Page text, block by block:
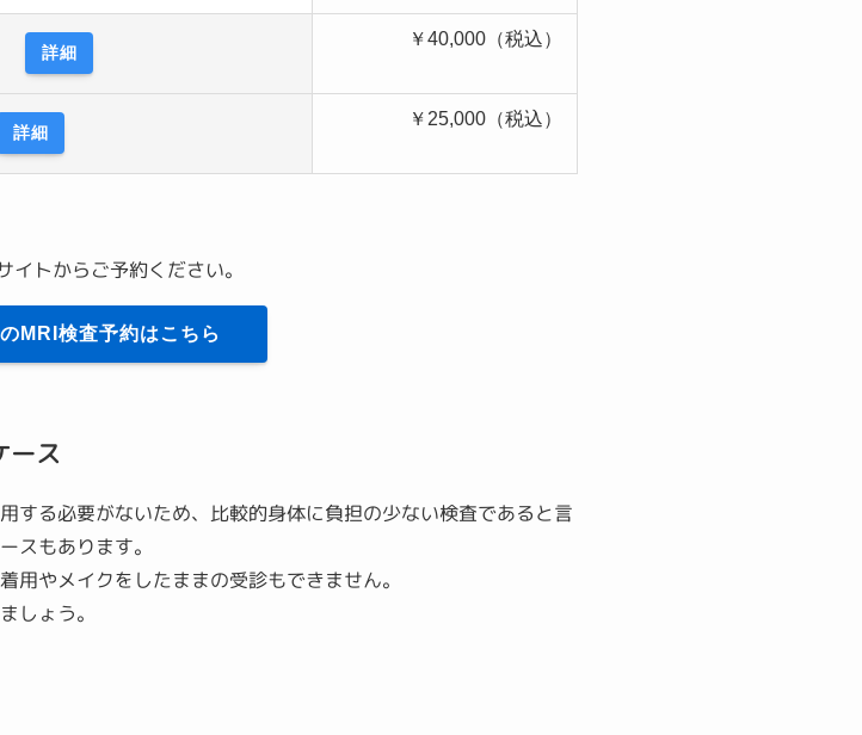
詳細
￥40,000（税込）
詳細
￥25,000（税込）
トからご予約ください。
MRI検査予約はこちら
ース
する必要がないため、比較的身体に負担の少ない検査であると言
スもあります。
やメイクをしたままの受診もできません。
しょう。